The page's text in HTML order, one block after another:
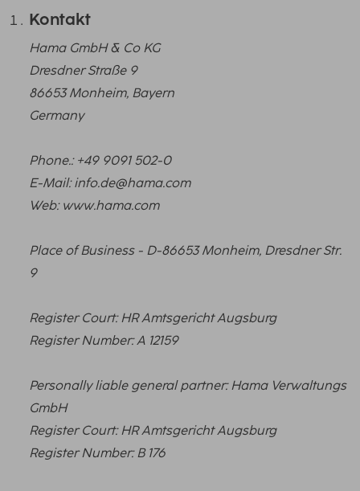
Kontakt
Hama GmbH & Co KG
Dresdner Straße 9
86653 Monheim, Bayern
Germany
Phone.: +49 9091 502-0
E-Mail: info.de@hama.com
Web: www.hama.com
Place of Business - D-86653 Monheim, Dresdner Str.
9
Register Court: HR Amtsgericht Augsburg
Register Number: A 12159
Personally liable general partner: Hama Verwaltungs
GmbH
Register Court: HR Amtsgericht Augsburg
Register Number: B 176